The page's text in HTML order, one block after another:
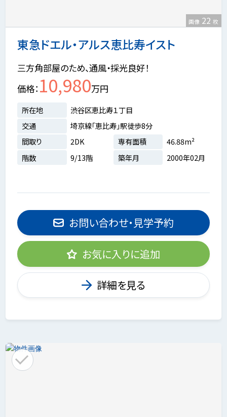
東急ドエル・アルス恵比寿イスト
画像 22 枚
三方角部屋のため、通風・採光良好！
価格 10,980万円
所在地
渋谷区恵比寿１丁目
交通
埼京線「恵比寿」駅徒歩8分
間取り
2DK 専有面積
46.88m²
階数
9/13階 築年月 2000年02月
お問い合わせ・見学予約
お気に入りに追加
詳細を見る